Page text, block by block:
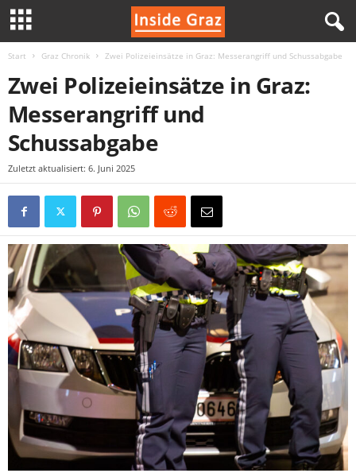
e
Start Graz Chronik Zwei Polizeieinsätze in Graz: Messerangriff und Schussabgabe
Zwei Polizeieinsätze in Graz:
Messerangriff und
Schussabgabe
Zuletzt aktualisiert: 6. Juni 2025